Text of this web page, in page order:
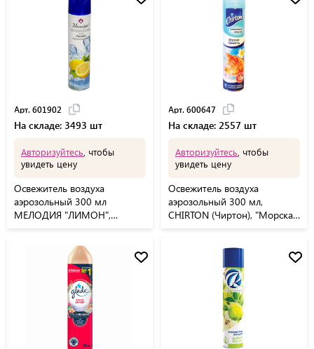
Арт. 601902
На складе: 3493 шт
Авторизуйтесь , чтобы
увидеть цену
Освежитель воздуха
аэрозольный 300 мл
МЕЛОДИЯ "ЛИМОН",
Арт. 600647
На складе: 2557 шт
Авторизуйтесь , чтобы
увидеть цену
Освежитель воздуха
аэрозольный 300 мл,
CHIRTON (Чиртон), "Морская